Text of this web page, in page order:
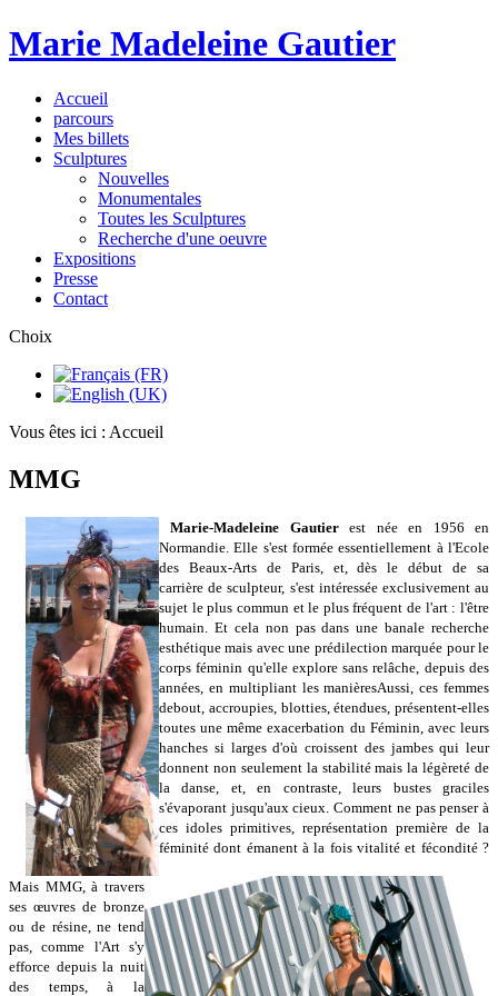
Marie Madeleine Gautier
Accueil
parcours
Mes billets
Sculptures
Nouvelles
Monumentales
Toutes les Sculptures
Recherche d'une oeuvre
Expositions
Presse
Contact
Choix
Vous êtes ici : Accueil
MMG
Marie-Madeleine Gautierest née en 1956 en
Normandie.Elle s'est formée essentiellement à l'Ecole
des Beaux-Arts de Paris, et, dès le début de sa
carrière de sculpteur, s'est intéressée exclusivement au
sujet le plus commun et le plus fréquent de l'art : l'être
humain. Et cela non pas dans une banale recherche
esthétique mais avec une prédilection marquée pour le
corps féminin qu'elle explore sans relâche, depuis des
années, en multipliant les manièresAussi, ces femmes
debout, accroupies, blotties, étendues, présentent-elles
toutes une même exacerbation du Féminin, avec leurs
hanches si larges d'où croissent des jambes qui leur
donnent non seulement la stabilité mais la légèreté de
la danse, et, en contraste, leurs bustes graciles
s'évaporant jusqu'aux cieux. Comment ne pas penser à
ces idoles primitives, représentation première de la
féminité dont émanent à la fois vitalité et fécondité ?
Mais MMG, à travers
ses œuvres de bronze
ou de résine, ne tend
pas, comme l'Art s'y
efforce depuis la nuit
des temps, à la